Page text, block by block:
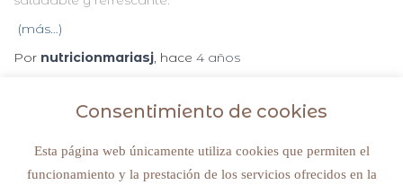
(más…)
Por nutricionmariasj, hace 4 años
Consentimiento de cookies
Esta página web únicamente utiliza cookies que permiten el
funcionamiento y la prestación de los servicios ofrecidos en la